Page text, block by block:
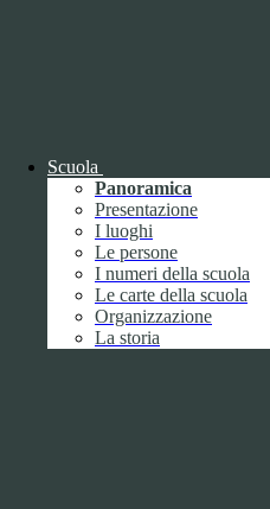
Scuola
Panoramica
Presentazione
I luoghi
Le persone
I numeri della scuola
Le carte della scuola
Organizzazione
La storia
Bandi di